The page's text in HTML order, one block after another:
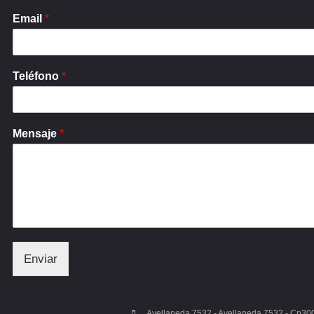
Email *
Teléfono *
Mensaje *
Enviar